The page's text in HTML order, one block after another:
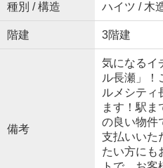
種別 / 構造 ハイツ / 木
階建 3階建
備考
気になるイ
ル長瀬」！
ルメシティ
ます！駅ま
の良い物件
支払いいた
たい方にも